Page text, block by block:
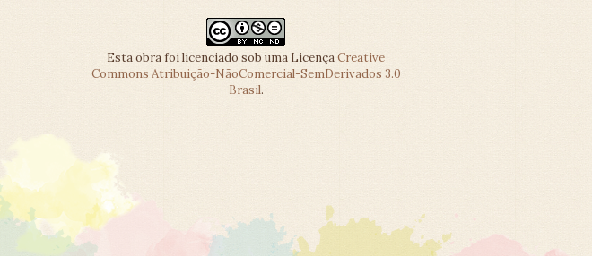
Esta obra foi licenciado sob uma LicençaCreative
Commons Atribuição-NãoComercial-SemDerivados 3.0
Brasil.